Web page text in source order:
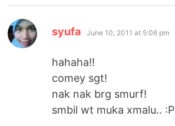
syufa says:
June 10, 2011 at 5:06 pm
hahaha!!
comey sgt!
nak nak brg smurf!
smbil wt muka xmalu.. :P